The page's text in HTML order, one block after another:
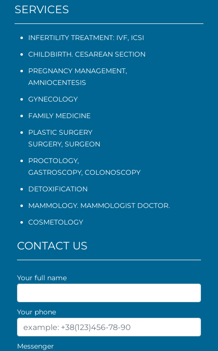
SERVICES
INFERTILITY TREATMENT: IVF, ICSI
CHILDBIRTH. CESAREAN SECTION
PREGNANCY MANAGEMENT,
AMNIOCENTESIS
GYNECOLOGY
FAMILY MEDICINE
PLASTIC SURGERY
SURGERY, SURGEON
PROCTOLOGY,
GASTROSCOPY, COLONOSCOPY
DETOXIFICATION
MAMMOLOGY. MAMMOLOGIST DOCTOR.
COSMETOLOGY
CONTACT US
Your full name
Your phone
Messenger